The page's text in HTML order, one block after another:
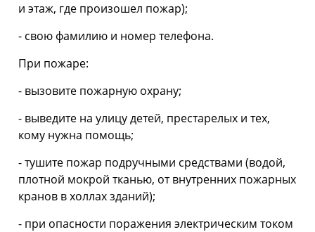
и этаж, где произошел пожар);
- свою фамилию и номер телефона.
При пожаре:
- вызовите пожарную охрану;
- выведите на улицу детей, престарелых и тех,
кому нужна помощь;
- тушите пожар подручными средствами (водой,
плотной мокрой тканью, от внутренних пожарных
кранов в холлах зданий);
- при опасности поражения электрическим током